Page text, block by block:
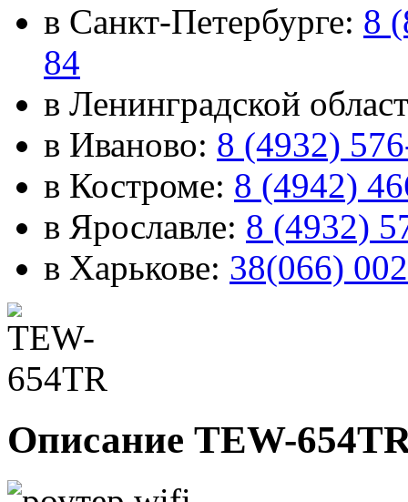
в Санкт-Петербурге: 8
84
в Ленинградской
в Иваново: 8 (4932)
в Костроме: 8 (4942)
в Ярославле: 8 (4932)
в Харькове: 38(066)
Описание TEW-